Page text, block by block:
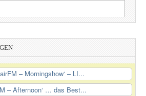
– Morningshow‘ – LI...
– Afternoon‘ … das Best...